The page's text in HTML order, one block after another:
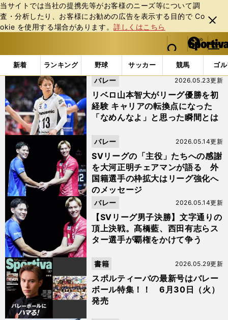
当サイトでは当社の提携先等がお客様のニーズ等について調
査・分析したり、お客様にお勧めの広告を表⽰する⽬的で Co
okie を使⽤する場合があります。詳しくはこちら
閉じ
る
web Sportiva (webスポルティーバ)
検索
マイペ
ー
ジ
メニュ
新着 ランキング 野球 サッカー 競馬 ゴ
b
ス
ル
テ
ィ
ー
バ
「#アントワーヌ・ブリザール」の最新ニュース・ 情報
リベロ山本智大がリーグ優勝を初
経験 キャリアの転換点になった
「なめんなよ」と思った瞬間とは
2026.05.23更新
バレー
SVリーグの「主役」たちへの感謝
を大河正明チェアマンが語る 外
国籍選手の枠拡大はリーグ強化へ
のメッセージ
2026.05.14更新
バレー
【SVリーグ男子決勝】文字通りの
頂上決戦。髙橋藍、西田有志らス
ター選手が覇権をかけて争う
2026.05.14更新
バレー
スポルティーバの最新号はバレー
ボール特集！！ 6月30日（火）
発売
2026.05.29更新
書籍